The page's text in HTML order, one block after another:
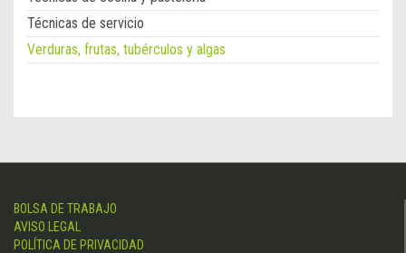
Técnicas de servicio
Verduras, frutas, tubérculos y algas
BOLSA DE TRABAJO
AVISO LEGAL
POLÍTICA DE PRIVACIDAD